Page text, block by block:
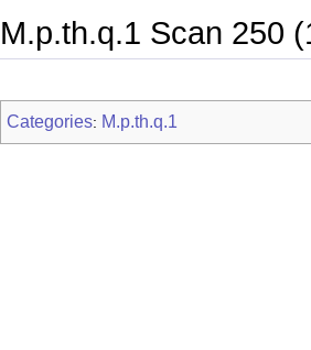
M.p.th.q.1 Scan 250
Categories: M.p.th.q.1